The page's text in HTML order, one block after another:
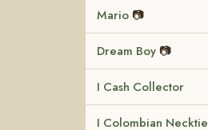
Mario 📷
Dream Boy 📷
I Cash Collector
I Colombian Necktie